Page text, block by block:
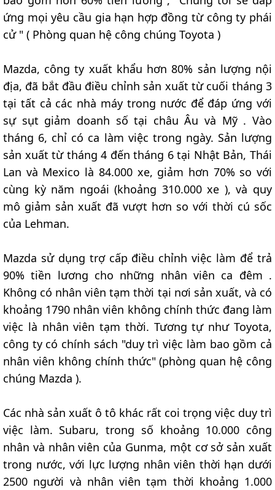
ứng mọi yêu cầu gia hạn hợp đồng từ công ty phái
cử " ( Phòng quan hệ công chúng Toyota )
Mazda, công ty xuất khẩu hơn 80% sản lượng nội
địa, đã bắt đầu điều chỉnh sản xuất từ cuối tháng 3
tại tất cả các nhà máy trong nước để đáp ứng với
sự sụt giảm doanh số tại châu Âu và Mỹ . Vào
tháng 6, chỉ có ca làm việc trong ngày. Sản lượng
sản xuất từ tháng 4 đến tháng 6 tại Nhật Bản, Thái
Lan và Mexico là 84.000 xe, giảm hơn 70% so với
cùng kỳ năm ngoái (khoảng 310.000 xe ), và quy
mô giảm sản xuất đã vượt hơn so với thời cú sốc
của Lehman.
Mazda sử dụng trợ cấp điều chỉnh việc làm để trả
90% tiền lương cho những nhân viên ca đêm .
Không có nhân viên tạm thời tại nơi sản xuất, và có
khoảng 1790 nhân viên không chính thức đang làm
việc là nhân viên tạm thời. Tương tự như Toyota,
công ty có chính sách "duy trì việc làm bao gồm cả
nhân viên không chính thức" (phòng quan hệ công
chúng Mazda ).
Các nhà sản xuất ô tô khác rất coi trọng việc duy trì
việc làm. Subaru, trong số khoảng 10.000 công
nhân và nhân viên của Gunma, một cơ sở sản xuất
trong nước, với lực lượng nhân viên thời hạn dưới
2500 người và nhân viên tạm thời khoảng 1.000